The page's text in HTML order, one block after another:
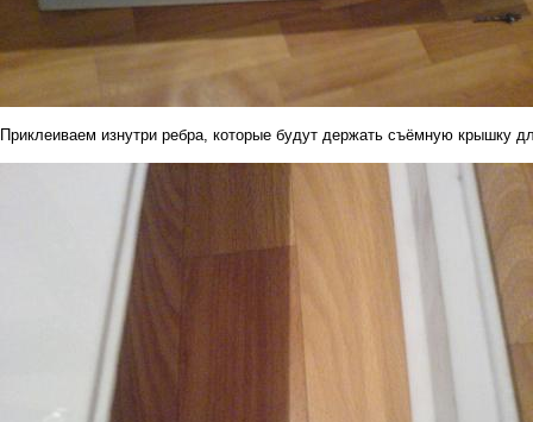
Приклеиваем изнутри ребра, которые будут держать съёмную крышку